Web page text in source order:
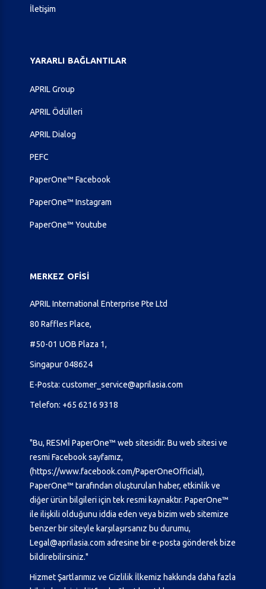
İletişim
YARARLI BAĞLANTILAR
APRIL Group
APRIL Ödülleri
APRIL Dialog
PEFC
PaperOne™ Facebook
PaperOne™ Instagram
PaperOne™ Youtube
MERKEZ OFISI
APRIL International Enterprise Pte Ltd
80 Raffles Place,
#50-01 UOB Plaza 1,
Singapur 048624
E-Posta: customer_service@aprilasia.com
Telefon: +65 6216 9318
"Bu, RESMİ PaperOne™ web sitesidir. Bu web sitesi ve
resmi Facebook sayfamız,
(https://www.facebook.com/PaperOneOfficial),
PaperOne™ tarafından oluşturulan haber, etkinlik ve
diğer ürün bilgileri için tek resmi kaynaktır. PaperOne™
ile ilişkili olduğunu iddia eden veya bizim web sitemize
benzer bir siteyle karşılaşırsanız bu durumu,
Legal@aprilasia.com adresine bir e-posta gönderek bize
bildirebilirsiniz."
Hizmet Şartlarımız ve Gizlilik İlkemiz hakkında daha fazla